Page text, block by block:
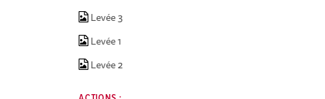
Levée 3
Levée 1
Levée 2